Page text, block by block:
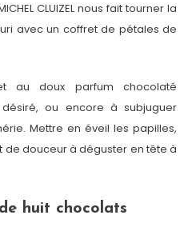
CLUIZEL nous fait tourner la
avec un coffret de pétales de
au doux parfum chocolaté
ou encore à subjuguer
Mettre en éveil les papilles,
de douceur à déguster en tête à
huit chocolats